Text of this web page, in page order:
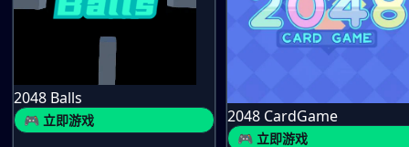
2048 Balls
🎮 立即游戏 2048 CardGame
🎮 立即游戏